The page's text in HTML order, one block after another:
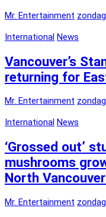
Mr. Entertainment
International News
Vancouver’s
returning for
Mr. Entertainment
International News
‘Grossed out’
mushrooms
North
Mr. Entertainment